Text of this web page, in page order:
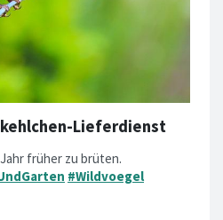
Lieferdienst
früher zu brüten.
#Wildvoegel